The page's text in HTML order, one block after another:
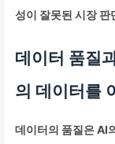
성이 잘못된 시장 판
데이터 품질
의 데이터를
데이터의 품질은 AI